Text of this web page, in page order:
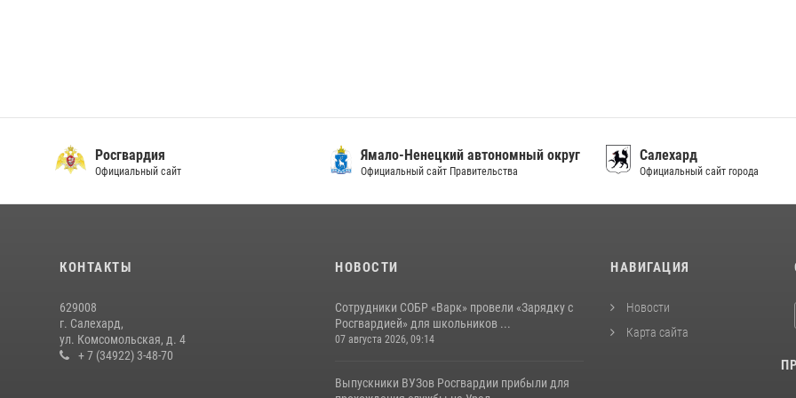
Росгвардия
Официальный сайт
Ямало-Ненецкий автономный округ
Официальный сайт Правительства
Салехард
Официальный сайт города
КОНТАКТЫ
629008
г. Салехард,
ул. Комсомольская, д. 4
+ 7 (34922) 3-48-70
НОВОСТИ
Сотрудники СОБР «Варк» провели «Зарядку с
Росгвардией» для школьников ...
07 августа 2026, 09:14
Выпускники ВУЗов Росгвардии прибыли для
НАВИГАЦИЯ
Новости
Карта сайта